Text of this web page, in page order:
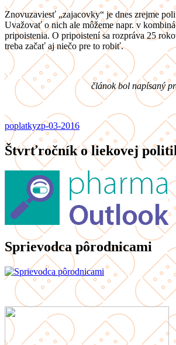
Znovuzaviesť „zajacovky“ je dnes zrejme
Uvažovať o nich ale môžeme napr. v
pripoistenia. O pripoistení sa rozpráva 25
treba začať aj niečo pre to robiť.
článok bol napísaný
poplatkyzp-03-2016
Štvrťročník o liekovej
Sprievodca pôrodnicami